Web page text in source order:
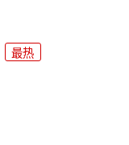
最热